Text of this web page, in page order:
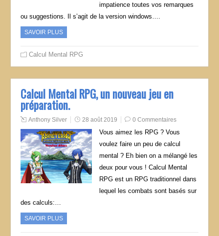
impatience toutes vos remarques
ou suggestions. Il s’agit de la version windows….
SAVOIR PLUS
Calcul Mental RPG
Calcul Mental RPG, un nouveau jeu en
préparation.
Anthony Silver 28 août 2019 0 Commentaires
Vous aimez les RPG ? Vous
voulez faire un peu de calcul
mental ? Eh bien on a mélangé les
deux pour vous ! Calcul Mental
RPG est un RPG traditionnel dans
lequel les combats sont basés sur
des calculs:…
SAVOIR PLUS